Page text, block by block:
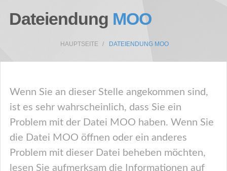
Dateiendung MOO
HAUPTSEITE DATEIENDUNG MOO
Wenn Sie an dieser Stelle angekommen sind,
ist es sehr wahrscheinlich, dass Sie ein
Problem mit der Datei MOO haben. Wenn Sie
die Datei MOO öffnen oder ein anderes
Problem mit dieser Datei beheben möchten,
lesen Sie aufmerksam die Informationen auf